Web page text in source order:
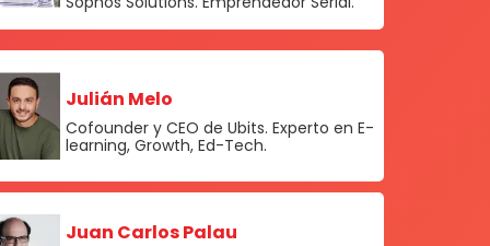
Julián Melo
Cofounder y CEO de Ubits. Experto en E-
learning, Growth, Ed-Tech.
Juan Carlos Palau